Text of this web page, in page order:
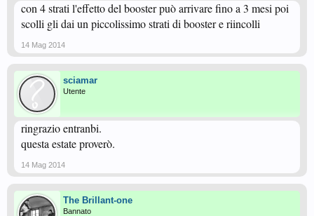
con 4 strati l'effetto del booster può arrivare fino a 3 mesi poi
scolli gli dai un piccolissimo strati di booster e riincolli
14 Mag 2014
sciamar
Utente
ringrazio entranbi.
questa estate proverò.
14 Mag 2014
The Brillant-one
Bannato